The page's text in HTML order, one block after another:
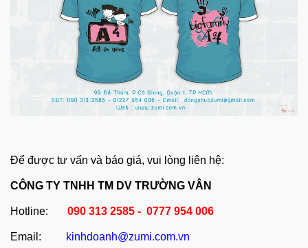
Để được tư vấn và báo giá, vui lòng liên hệ:
CÔNG TY TNHH TM DV TRƯỜNG VÂN
Hotline: 090 313 2585 - 0777 954 006
Email: kinhdoanh@zumi.com.vn